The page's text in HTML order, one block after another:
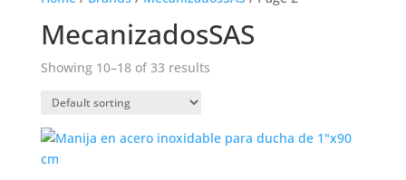
MecanizadosSAS
Showing 10–18 of 33 results